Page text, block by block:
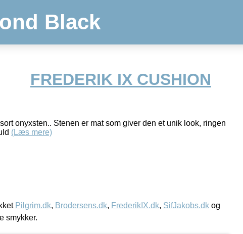
Black
FREDERIK IX CUSHION
onyxsten.. Stenen er mat som giver den et unik look, ringen
(Læs mere)
Pilgrim.dk, Brodersens.dk, FrederikIX.dk, SifJakobs.dk og
smykker.